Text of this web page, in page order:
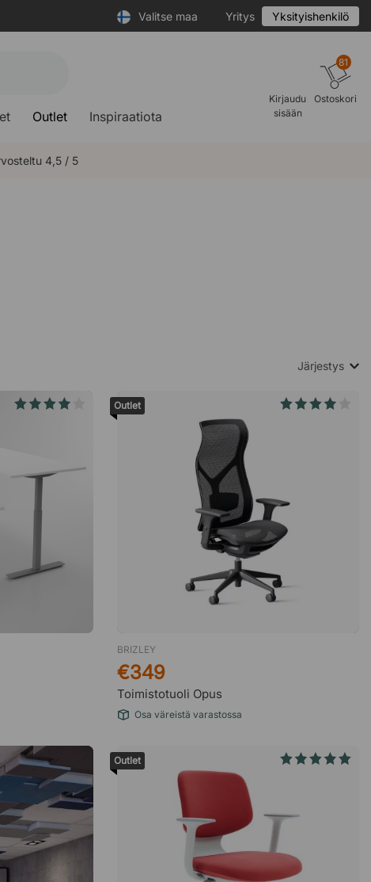
Valitse maa Yritys Yksityishenkilö
Outlet Inspiraatiota
Kirjaudu
sisään
81
Ostoskori
4,5 / 5
Järjestys
Outlet
BRIZLEY
Toimistotuoli Opus
€349
Osa väreistä varastossa
Outlet